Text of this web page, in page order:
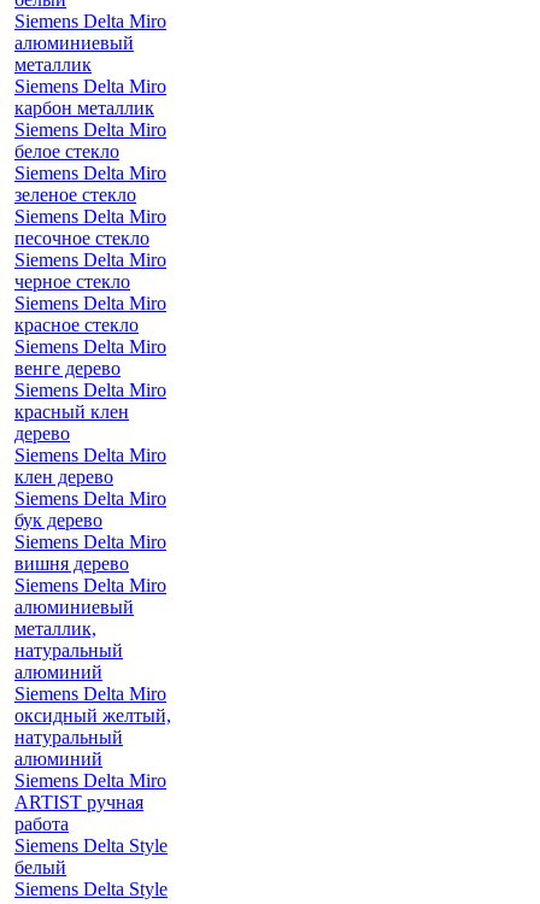
Siemens Delta Miro
алюминиевый
металлик
Siemens Delta Miro
карбон металлик
Siemens Delta Miro
белое стекло
Siemens Delta Miro
зеленое стекло
Siemens Delta Miro
песочное стекло
Siemens Delta Miro
черное стекло
Siemens Delta Miro
красное стекло
Siemens Delta Miro
венге дерево
Siemens Delta Miro
красный клен
дерево
Siemens Delta Miro
клен дерево
Siemens Delta Miro
бук дерево
Siemens Delta Miro
вишня дерево
Siemens Delta Miro
алюминиевый
металлик,
натуральный
алюминий
Siemens Delta Miro
оксидный желтый,
натуральный
алюминий
Siemens Delta Miro
ARTIST ручная
работа
Siemens Delta Style
белый
Siemens Delta Style